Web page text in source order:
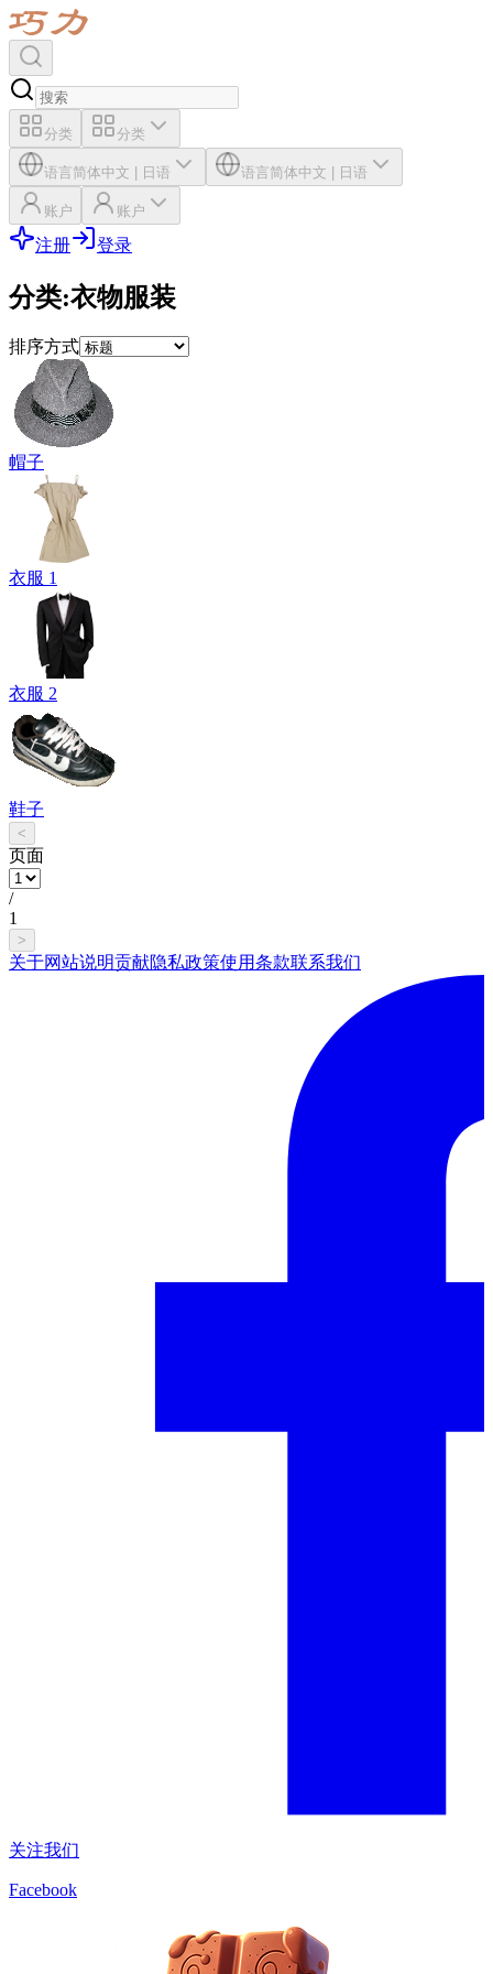
分类 分类
语言简体中文 | 日语 语言简体中文 | 日语
账户 账户
注册 登录
分类:衣物服装
排序方式
帽子
衣服 1
衣服 2
鞋子
<
页面
/
1
>
关于网站说明贡献隐私政策使用条款联系我们
关注我们
Facebook